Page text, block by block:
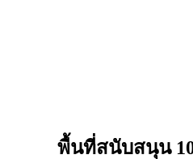
พื้นที่สนับสนุน